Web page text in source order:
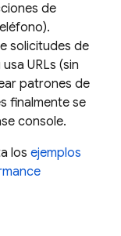
de
solicitudes de
usa URLs (sin
patrones de
finalmente se
console.
los ejemplos